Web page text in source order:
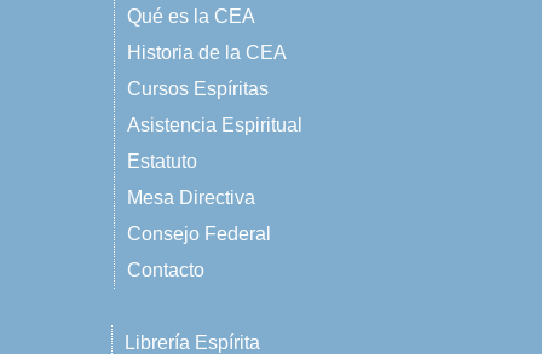
Qué es la CEA
Historia de la CEA
Cursos Espíritas
Asistencia Espiritual
Estatuto
Mesa Directiva
Consejo Federal
Contacto
Librería Espírita